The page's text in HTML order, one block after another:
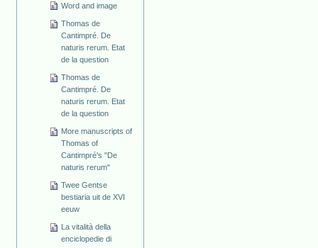
Word and image
Thomas de
Cantimpré. De
naturis rerum. Etat
de la question
Thomas de
Cantimpré. De
naturis rerum. Etat
de la question
More manuscripts of
Thomas of
Cantimpré's "De
naturis rerum"
Twee Gentse
bestiaria uit de XVI
eeuw
La vitalità della
enciclopedie di